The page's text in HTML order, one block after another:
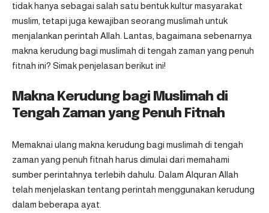
tidak hanya sebagai salah satu bentuk kultur masyarakat
muslim, tetapi juga kewajiban seorang muslimah untuk
menjalankan perintah Allah. Lantas, bagaimana sebenarnya
makna kerudung bagi muslimah di tengah zaman yang penuh
fitnah ini? Simak penjelasan berikut ini!
Makna Kerudung bagi Muslimah di
Tengah Zaman yang Penuh Fitnah
Memaknai ulang makna kerudung bagi muslimah di tengah
zaman yang penuh fitnah harus dimulai dari memahami
sumber perintahnya terlebih dahulu. Dalam Alquran Allah
telah menjelaskan tentang perintah menggunakan kerudung
dalam beberapa ayat.